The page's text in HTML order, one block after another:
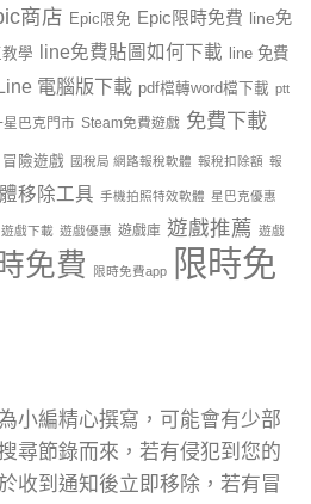
商店 Epic限免 Epic限時免費 line免
學 line免費貼圖如何下載
line 免費
Line 電腦版下載 pdf檔轉word檔下載 ptt
巴克門市 Steam免費遊戲 免費下載
冒險遊戲 國稅局 網路報稅軟體 報稅扣除額 報
移除工具 手機拍照特效軟體 星巴克優惠
遊戲下載 遊戲優惠 遊戲庫 遊戲推薦 遊戲
免費 限時免費app
限時免
小編精心撰寫，可能會有少部
尋節錄而來，若有侵犯到您的
收到通知後立即移除，若有冒